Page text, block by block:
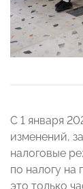
С 1 января
изменений,
налоговые
по налогу
это только